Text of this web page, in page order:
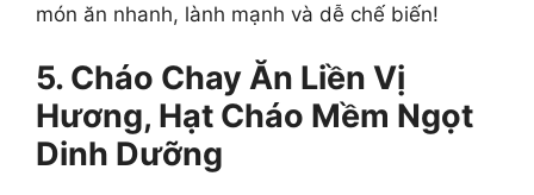
món ăn nhanh, lành mạnh và dễ chế biến!
5. Cháo Chay Ăn Liền Vị
Hương, Hạt Cháo Mềm Ngọt
Dinh Dưỡng